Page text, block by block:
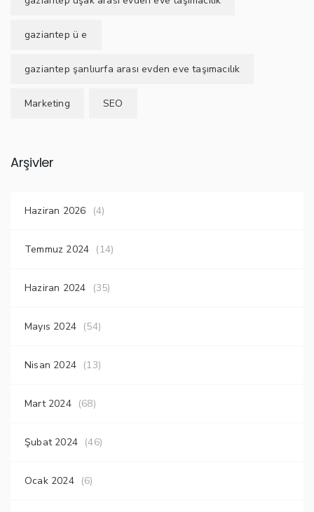
gaziantep ü e
gaziantep şanlıurfa arası evden eve taşımacılık
Marketing SEO
Arşivler
Haziran 2026 (4)
Temmuz 2024 (14)
Haziran 2024 (35)
Mayıs 2024 (54)
Nisan 2024 (13)
Mart 2024 (68)
Şubat 2024 (46)
Ocak 2024 (6)